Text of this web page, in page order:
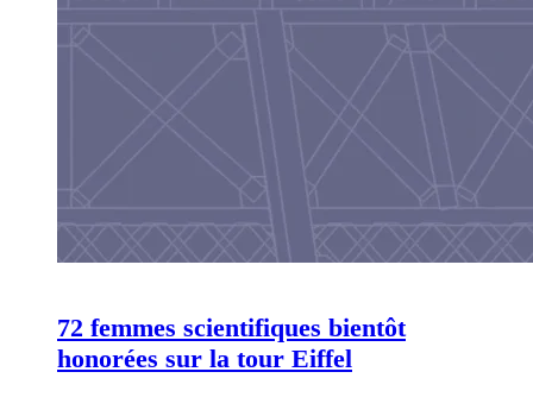
72 femmes scientifiques bientôt
honorées sur la tour Eiffel